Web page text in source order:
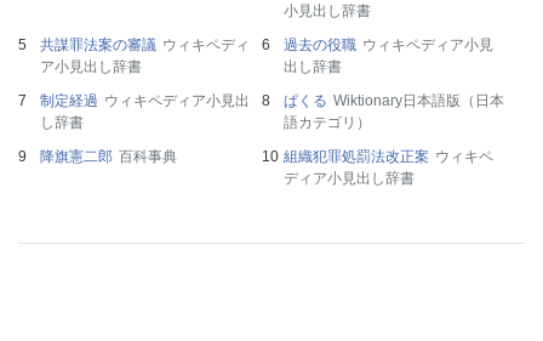
小見出し辞書
共謀罪法案の審議 ウィキペディ
ア小見出し辞書
過去の役職 ウィキペディア小見
出し辞書
制定経過 ウィキペディア小見出
し辞書
ぱくる Wiktionary日本語版（日本
語カテゴリ）
降旗憲二郎 百科事典 組織犯罪処罰法改正案 ウィキペ
ディア小見出し辞書